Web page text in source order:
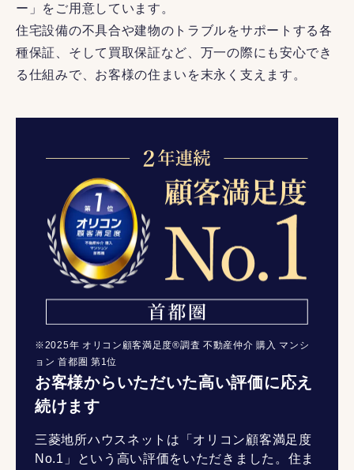
ー」をご用意しています。
住宅設備の不具合や建物のトラブルをサポートする各
種保証、そして買取保証など、万一の際にも安心でき
る仕組みで、お客様の住まいを末永く支えます。
お客様からいただいた高い評価に応え
続けます
三菱地所ハウスネットは「オリコン顧客満足度
No.1」という高い評価をいただきました。住ま
※2025年 オリコン顧客満足度®調査 不動産仲介 購入 マンシ
ョン 首都圏 第1位